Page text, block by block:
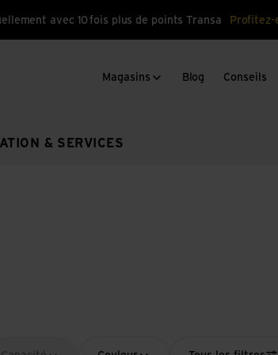
avec 10 fois plus de points Transa Profitez-
& SERVICES
Magasins Blog Conseils